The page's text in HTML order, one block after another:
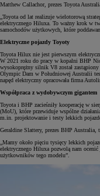
Matthew Callachor, prezes Toyota
„Toyota od lat realizuje wielotorową
elektrycznego Hiluxa. To ważny krok w
samochodów użytkowych, które
Elektryczne pojazdy Toyoty
Toyota Hilux nie jest pierwszym
W 2021 roku do pracy w kopalni BHP
wysokoprężny silnik V8 został
Olympic Dam w Południowej Australii
napęd elektryczny opracowała firma
Współpraca z wydobywczym gigantem
Toyota i BHP zacieśniły kooperację w
(MoU), które przewiduje wspólne
m.in. projektowanie i testy lekkich
Geraldine Slattery, prezes BHP Australia,
„Mamy około pięciu tysięcy lekkich
elektrycznego Hiluxa pozwolą nam
użytkowników tego modelu”.